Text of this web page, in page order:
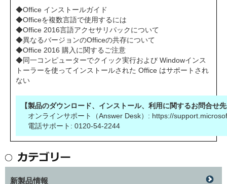
◆Office インストールガイド
◆Officeを複数言語で使用するには
◆Office 2016言語アクセサリパックについて
◆異なるバージョンのOfficeの共存について
◆Office 2016 購入に関するご注意
◆同一コンピューターでクイック実行および Windowインス
トーラーを使ってインストールされた Office はサポートされ
ない
【製品のダウンロード、インストール、利用に関するお問合せ
オンラインサポート（Answer Desk）: https://
電話サポート: 0120-54-2244
新製品情報